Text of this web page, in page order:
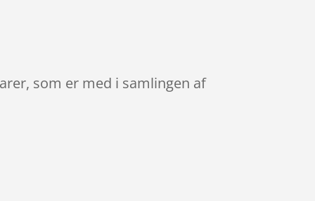
som er med i samlingen af